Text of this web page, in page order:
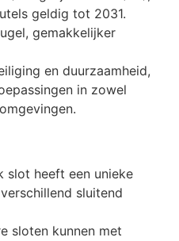
geldig tot 2031.
gemakkelijker
en duurzaamheid,
in zowel
slot heeft een unieke
sluitend
sloten kunnen met